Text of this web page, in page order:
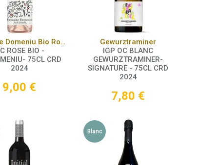
Panier
Domaine Domeniu Bio Rosé
ROSE BIO -
75CL CRD
2024
9,00 €
Panier
Gewurztraminer
IGP OC BLANC
GEWURZTRAMINER-
SIGNATURE - 75CL CRD
2024
7,80 €
Blanc